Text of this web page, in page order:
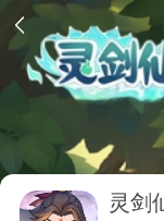
灵剑